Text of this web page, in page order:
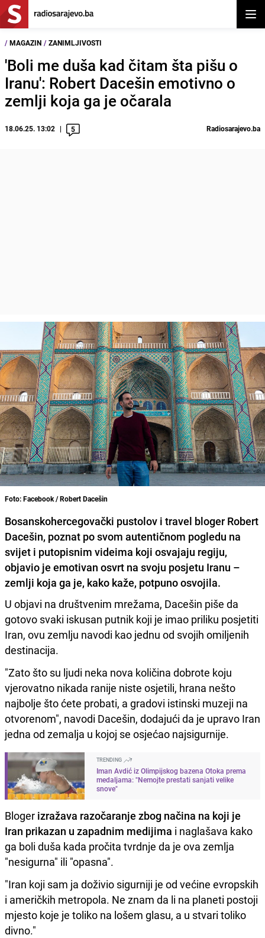
/ MAGAZIN / ZANIMLJIVOSTI
'Boli me duša kad čitam šta pišu o
Iranu': Robert Dacešin emotivno o
zemlji koja ga je očarala
18.06.25. 13:02 5 Radiosarajevo.ba
Foto: Facebook / Robert Dacešin
Bosanskohercegovački pustolov i travel bloger Robert
Dacešin, poznat po svom autentičnom pogledu na
svijet i putopisnim videima koji osvajaju regiju,
objavio je emotivan osvrt na svoju posjetu Iranu –
zemlji koja ga je, kako kaže, potpuno osvojila.
U objavi na društvenim mrežama, Dacešin piše da
gotovo svaki iskusan putnik koji je imao priliku posjetiti
Iran, ovu zemlju navodi kao jednu od svojih omiljenih
destinacija.
"Zato što su ljudi neka nova količina dobrote koju
vjerovatno nikada ranije niste osjetili, hrana nešto
najbolje što ćete probati, a gradovi istinski muzeji na
otvorenom", navodi Dacešin, dodajući da je upravo Iran
jedna od zemalja u kojoj se osjećao najsigurnije.
TRENDING
Iman Avdić iz Olimpijskog bazena Otoka prema
medaljama: "Nemojte prestati sanjati velike
snove"
Bloger izražava razočaranje zbog načina na koji je
Iran prikazan u zapadnim medijima i naglašava kako
ga boli duša kada pročita tvrdnje da je ova zemlja
"nesigurna" ili "opasna".
"Iran koji sam ja doživio sigurniji je od većine evropskih
i američkih metropola. Ne znam da li na planeti postoji
mjesto koje je toliko na lošem glasu, a u stvari toliko
divno."